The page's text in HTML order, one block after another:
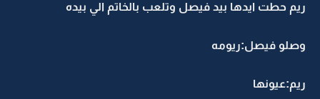
ريم حطت ايدها بيد فيصل وتلعب بالخاتم الي بيده
وصلو فيصل:ريومه
ريم:عيونها